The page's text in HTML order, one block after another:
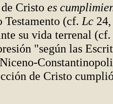
Cristo es
Testamento (cf. Lc
su vida terrenal (cf.
"según las
de Cristo